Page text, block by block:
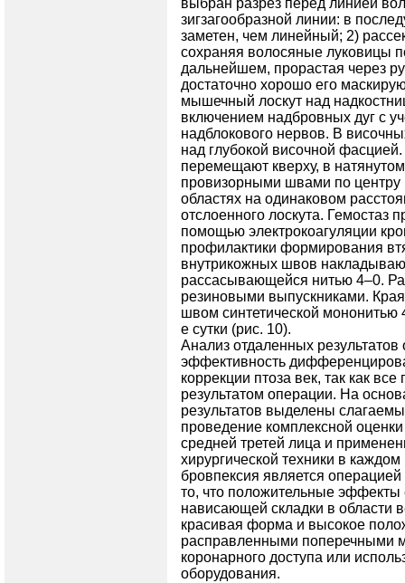
выбран разрез перед линией
зигзагообразной линии: в
заметен, чем линейный; 2)
сохраняя волосяные луковицы
дальнейшем, прорастая через
достаточно хорошо его
мышечный лоскут над
включением надбровных дуг с
надблокового нервов. В
над глубокой височной
перемещают кверху, в
провизорными швами по центру
областях на одинаковом
отслоенного лоскута. Гемостаз
помощью электрокоагуляции
профилактики формирования
внутрикожных швов
рассасывающейся нитью 4–0.
резиновыми выпускниками.
швом синтетической
е сутки (рис. 10).
Анализ отдаленных
эффективность
коррекции птоза век, так как
результатом операции. На
результатов выделены
проведение комплексной
средней третей лица и
хирургической техники в
бровпексия является
то, что положительные эффекты
нависающей складки в области
красивая форма и высокое
расправленными поперечными
коронарного доступа или
оборудования.